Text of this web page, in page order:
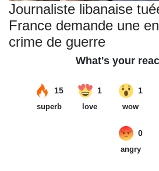
Journaliste libanaise
France demande une
crime de guerre